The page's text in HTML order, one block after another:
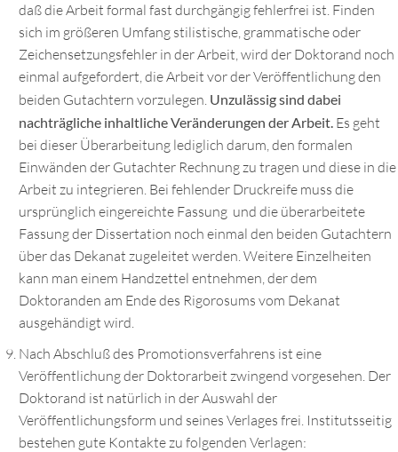
daß die Arbeit formal fast durchgängig fehlerfrei ist. Finden
sich im größeren Umfang stilistische, grammatische oder
Zeichensetzungsfehler in der Arbeit, wird der Doktorand noch
einmal aufgefordert, die Arbeit vor der Veröffentlichung den
beiden Gutachtern vorzulegen. Unzulässig sind dabei
nachträgliche inhaltliche Veränderungen der Arbeit.Es geht
bei dieser Überarbeitung lediglich darum, den formalen
Einwänden der Gutachter Rechnung zu tragen und diese in die
Arbeit zu integrieren. Bei fehlender Druckreife muss die
ursprünglich eingereichte Fassung und die überarbeitete
Fassung der Dissertation noch einmal den beiden Gutachtern
über das Dekanat zugeleitet werden. Weitere Einzelheiten
kann man einem Handzettel entnehmen, der dem
Doktoranden am Ende des Rigorosums vom Dekanat
ausgehändigt wird.
Nach Abschluß des Promotionsverfahrens ist eine
Veröffentlichung der Doktorarbeit zwingend vorgesehen. Der
Doktorand ist natürlich in der Auswahl der
Veröffentlichungsform und seines Verlages frei. Institutsseitig
bestehen gute Kontakte zu folgenden Verlagen: